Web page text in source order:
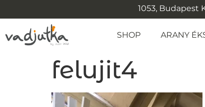
1053, Budapest
SHOP ARANY
felujit4